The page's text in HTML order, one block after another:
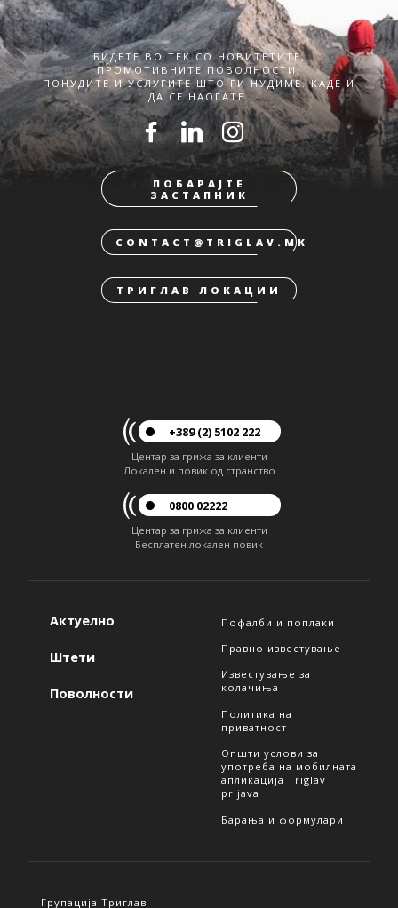
БИДЕТЕ ВО ТЕК СО НОВИТЕТИТЕ,
ПРОМОТИВНИТЕ ПОВОЛНОСТИ,
ПОНУДИТЕ И УСЛУГИТЕ ШТО ГИ НУДИМЕ. КАДЕ И
ДА СЕ НАОЃАТЕ.
ПОБАРАЈТЕ
ЗАСТАПНИК
CONTACT@TRIGLAV.MK
ТРИГЛАВ ЛОКАЦИИ
+389 (2) 5102 222
Центар за грижа за клиенти
Локален и повик од странство
0800 02222
Центар за грижа за клиенти
Бесплатен локален повик
Актуелно
Штети
Поволности
Пофалби и поплаки
Правно известување
Известување за
колачиња
Политика на
приватност
Општи услови за
употреба на мобилната
апликација Triglav
prijava
Барања и формулари
Групација Триглав